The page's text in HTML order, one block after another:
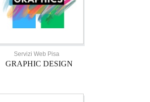
Servizi Web Pisa
GRAPHIC DESIGN